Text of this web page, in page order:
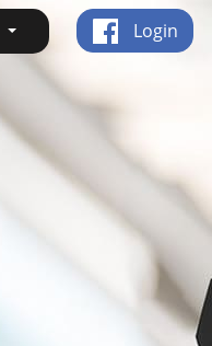
Login